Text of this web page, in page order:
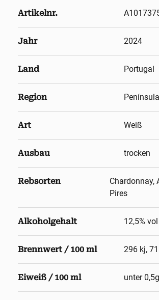
Artikelnr.
Jahr 2024
Land Portugal
Region
Art Weiß
Ausbau trocken
Rebsorten
Chardonnay,
Pires
Alkoholgehalt 12,5% vol
Brennwert / 100 ml 296 kj, 71
Eiweiß / 100 ml unter 0,5g